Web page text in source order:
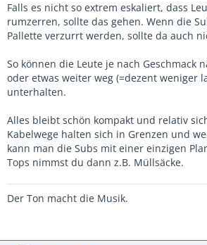
Falls es nicht so extrem eskaliert, dass
rumzerren, sollte das gehen. Wenn die
Pallette verzurrt werden, sollte da auch
So können die Leute je nach Geschmack
oder etwas weiter weg (=dezent weniger
unterhalten.
Alles bleibt schön kompakt und relativ
Kabelwege halten sich in Grenzen und
kann man die Subs mit einer einzigen
Tops nimmst du dann z.B. Müllsäcke.
Der Ton macht die Musik.